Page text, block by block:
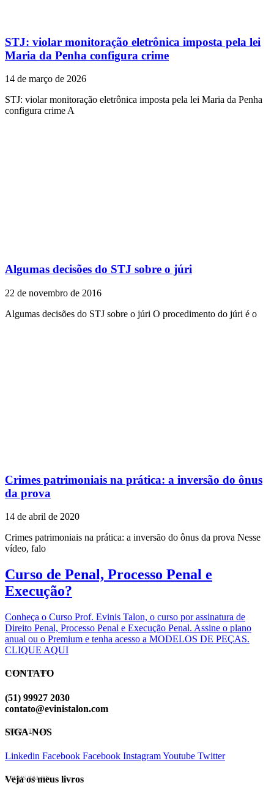
STJ: violar monitoração eletrônica imposta pela lei
Maria da Penha configura crime
14 de março de 2026
STJ: violar monitoração eletrônica imposta pela lei Maria da Penha
configura crime A
Algumas decisões do STJ sobre o júri
22 de novembro de 2016
Algumas decisões do STJ sobre o júri O procedimento do júri é o
Crimes patrimoniais na prática: a inversão do ônus
da prova
14 de abril de 2020
Crimes patrimoniais na prática: a inversão do ônus da prova Nesse
vídeo, falo
Curso de Penal, Processo Penal e
Execução?
Conheça o Curso Prof. Evinis Talon, o curso por assinatura de
Direito Penal, Processo Penal e Execução Penal. Assine o plano
anual ou o Premium e tenha acesso a MODELOS DE PEÇAS.
CLIQUE AQUI
EVINIS TALON
CONTATO
(51) 99927 2030
contato@evinistalon.com
EVINIS TALON
SIGA-NOS
Linkedin Facebook Facebook InstagramYoutube Twitter
EVINIS TALON
Veja os meus livros